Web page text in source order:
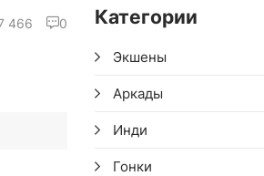
466 0 Категории
Экшены
Аркады
Инди
Гонки